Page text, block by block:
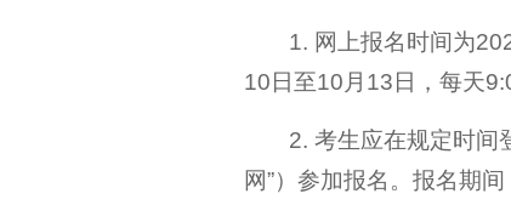
1. 网上报名时间为
10日至10月13日，每天
2. 考生应在规定时间
网”）参加报名。报名期